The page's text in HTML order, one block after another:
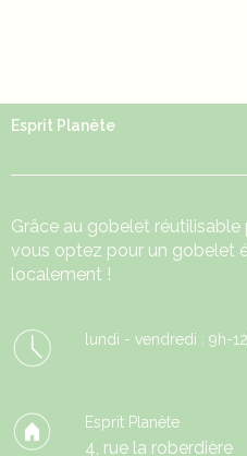
Esprit Planète
Grâce au gobelet réutilisable
vous optez pour un gobelet
localement !
lundi - vendredi : 9h-
Esprit Planète
4, rue la roberdière